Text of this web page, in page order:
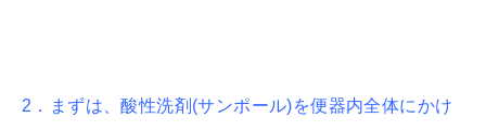
2．まずは、酸性洗剤(サンポール)を便器内全体にかけ